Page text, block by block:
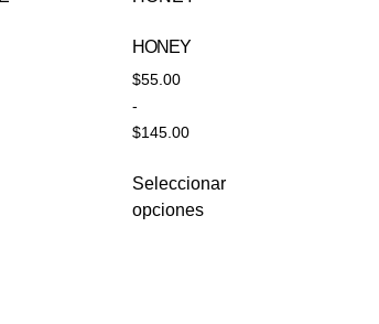
HONEY
$55.00
-
$145.00
Seleccionar
opciones